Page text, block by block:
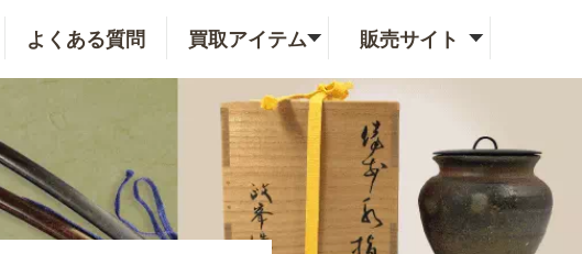
よくある質問 買取アイテム 販売サイト